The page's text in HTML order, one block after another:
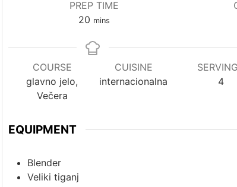
PREP TIME
20 minutes
mins
COURSE
glavno jelo,
Večera
CUISINE
internacionalna
4
EQUIPMENT
Blender
Veliki tiganj